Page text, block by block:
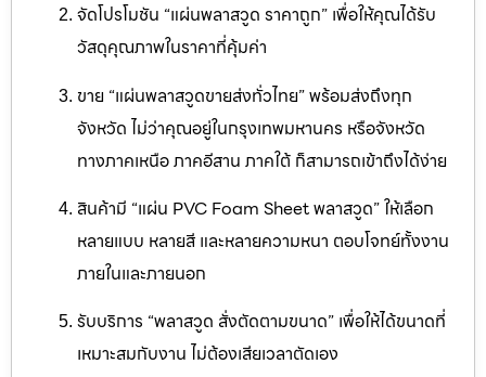
จัดโปรโมชัน “แผ่นพลาสวูด ราคาถูก” เพื่อให้คุณได้รับ
วัสดุคุณภาพในราคาที่คุ้มค่า
ขาย “แผ่นพลาสวูดขายส่งทั่วไทย” พร้อมส่งถึงทุก
จังหวัด ไม่ว่าคุณอยู่ในกรุงเทพมหานคร หรือจังหวัด
ทางภาคเหนือ ภาคอีสาน ภาคใต้ ก็สามารถเข้าถึงได้ง่าย
สินค้ามี “แผ่น PVC Foam Sheet พลาสวูด” ให้เลือก
หลายแบบ หลายสี และหลายความหนา ตอบโจทย์ทั้งงาน
ภายในและภายนอก
รับบริการ “พลาสวูด สั่งตัดตามขนาด” เพื่อให้ได้ขนาดที่
เหมาะสมกับงาน ไม่ต้องเสียเวลาตัดเอง